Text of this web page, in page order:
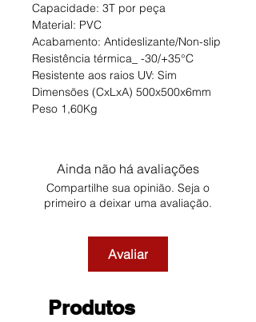
Capacidade: 3T por peça
Material: PVC
Acabamento: Antideslizante/Non-slip
Resistência térmica_ -30/+35°C
Resistente aos raios UV: Sim
Dimensões (CxLxA) 500x500x6mm
Peso 1,60Kg
Ainda não há avaliações
Compartilhe sua opinião. Seja o
primeiro a deixar uma avaliação.
Avaliar
Produtos